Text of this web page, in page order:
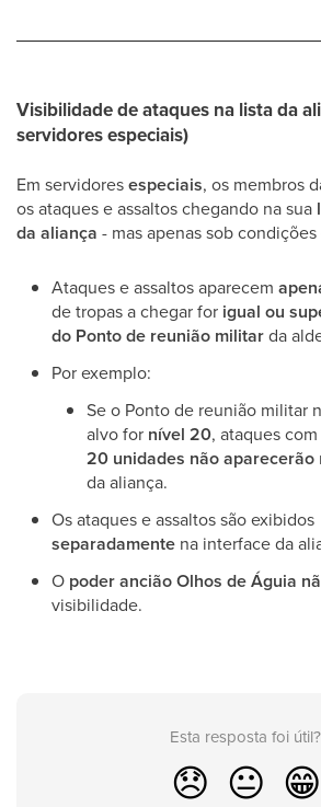
Visibilidade de ataques na lista da
servidores especiais)
Em servidoresespeciais, os membros
os ataques e assaltos chegando na sua
da aliança - mas apenas sob
Ataques e assaltos aparecem
de tropas a chegar for igual ou
do Ponto de reunião militarda
Por exemplo:
Se o Ponto de reunião militar
alvo for nível 20, ataques
20 unidades não aparecerão
da aliança.
Os ataques e assaltos são exibidos
separadamente na interface da
O poder ancião Olhos de Águia
visibilidade.
Esta resposta foi útil?
😞 😐 😁